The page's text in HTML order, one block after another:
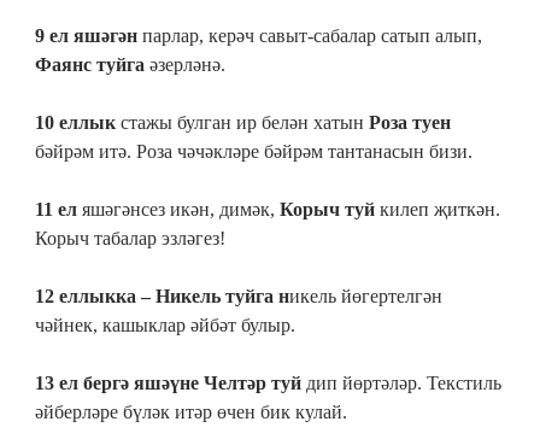
9 ел яшәгән парлар, керәч савыт-сабалар сатып алып,
Фаянс туйга әзерләнә.
10 еллык стажы булган ир белән хатын Роза туен
бәйрәм итә. Роза чәчәкләре бәйрәм тантанасын бизи.
11 ел яшәгәнсез икән, димәк, Корыч туй килеп җиткән.
Корыч табалар эзләгез!
12 еллыкка – Никель туйга никель йөгертелгән
чәйнек, кашыклар әйбәт булыр.
13 ел бергә яшәүне Челтәр туй дип йөртәләр. Текстиль
әйберләре бүләк итәр өчен бик кулай.